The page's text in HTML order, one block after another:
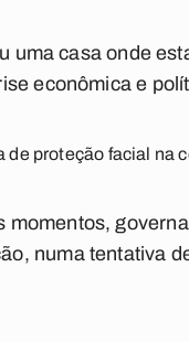
uma casa onde
econômica e
proteção facial na
numa tentativa